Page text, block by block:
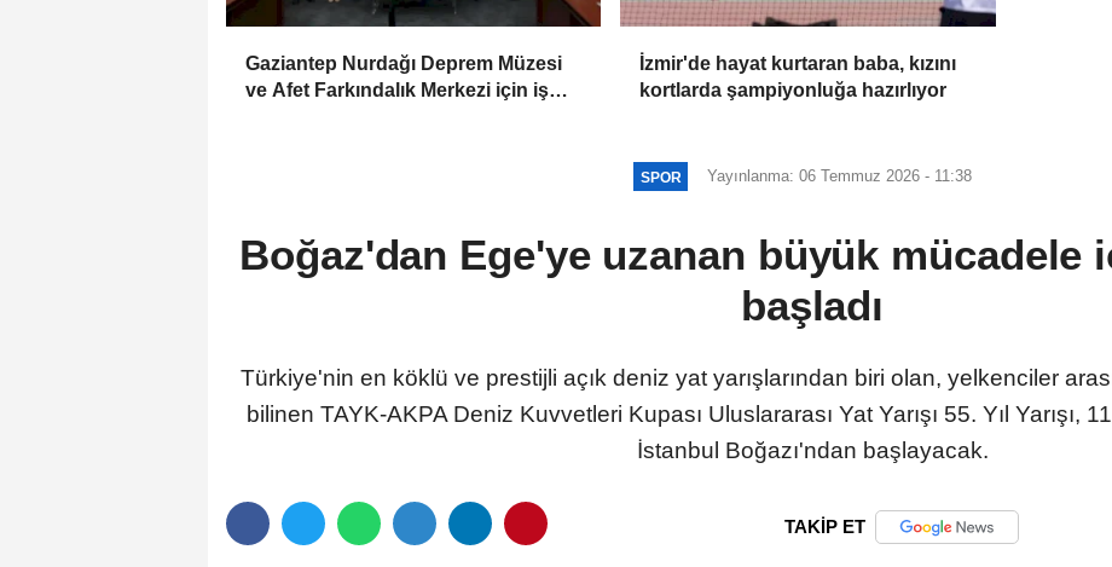
Gaziantep Nurdağı Deprem Müzesi
ve Afet Farkındalık Merkezi için iş
İzmir'de hayat kurtaran baba, kızını
kortlarda şampiyonluğa hazırlıyor
SPOR Yayınlanma: 06 Temmuz 2026 - 11:38
Boğaz'dan Ege'ye uzanan büyük mücadele
başladı
Türkiye'nin en köklü ve prestijli açık deniz yat yarışlarından biri olan, yelkenciler
bilinen TAYK-AKPA Deniz Kuvvetleri Kupası Uluslararası Yat Yarışı 55. Yıl Yarışı,
İstanbul Boğazı'ndan başlayacak.
TAKİP ET